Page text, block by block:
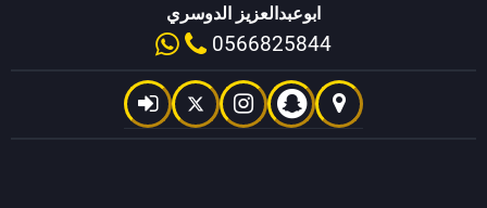
ابوعبدالعزيز الدوسري
0566825844